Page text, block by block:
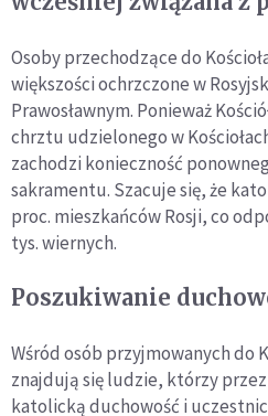
Osoby przechodzące do
większości ochrzczone w
Prawosławnym. Ponieważ
chrztu udzielonego w
zachodzi konieczność
sakramentu. Szacuje się, że
proc. mieszkańców Rosji, co
tys. wiernych.
Poszukiwanie
Wśród osób przyjmowanych do
znajdują się ludzie, którzy przez
katolicką duchowość i